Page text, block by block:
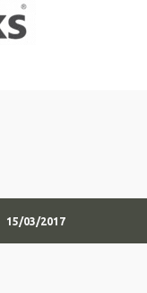
15/03/2017